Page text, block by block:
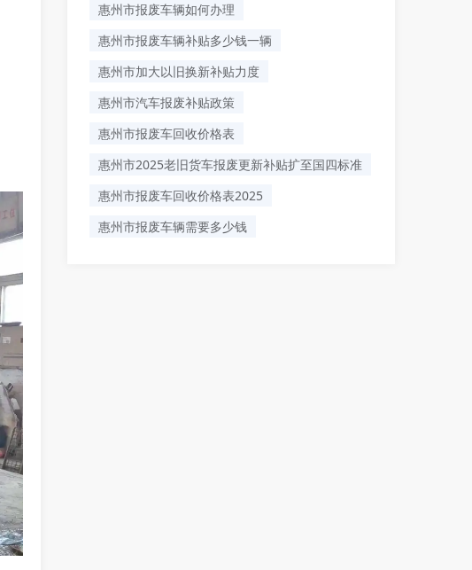
惠州市报废车辆如何办理
惠州市报废车辆补贴多少钱一辆
惠州市加大以旧换新补贴力度
惠州市汽车报废补贴政策
惠州市报废车回收价格表
惠州市2025老旧货车报废更新补贴扩至国四标准
惠州市报废车回收价格表2025
惠州市报废车辆需要多少钱